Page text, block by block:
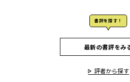
書評を探す！
最新の書評をみ
評者から探す